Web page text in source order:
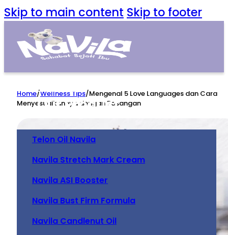
Skip to main content Skip to footer
Home
Our Product
Telon Oil Navila
Navila Stretch Mark Cream
Navila ASI Booster
Navila Bust Firm Formula
Navila Candlenut Oil
Home/Wellness Tips/Mengenal 5 Love Languages dan Cara
Menyesuaikannya dengan Pasangan